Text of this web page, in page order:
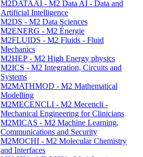
M2DATAAI - M2 Data AI - Data and
Artificial Intelligence
M2DS - M2 Data Sciences
M2ENERG - M2 Énergie
M2FLUIDS - M2 Fluids - Fluid
Mechanics
M2HEP - M2 High Energy physics
M2ICS - M2 Integration, Circuits and
Systems
M2MATHMOD - M2 Mathematical
Modelling
M2MECENCLI - M2 Mecencli -
Mechanical Engineering for Clinicians
M2MICAS - M2 Machine Learning,
Communications and Security
M2MOCHI - M2 Molecular Chemistry
and Interfaces